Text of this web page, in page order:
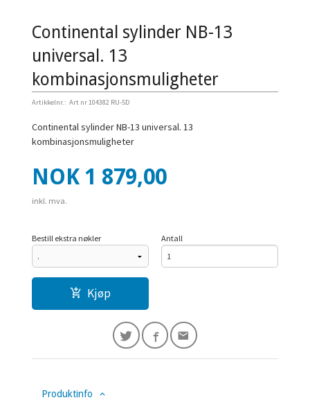
Continental sylinder NB-13
universal. 13
kombinasjonsmuligheter
Artikkelnr.: Art nr 104382 RU-5D
Continental sylinder NB-13 universal. 13
kombinasjonsmuligheter
Pris
NOK 1 879,00
inkl. mva.
Bestill ekstra nøkler Antall
Kjøp
Produktinfo